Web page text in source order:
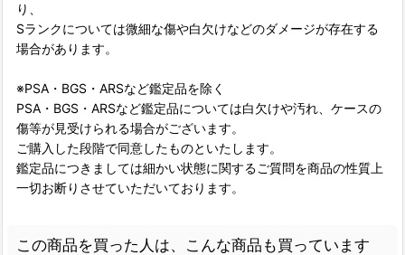
り、
Sランクについては微細な傷や白欠けなどのダメージが存在する
場合があります。
※PSA・BGS・ARSなど鑑定品を除く
PSA・BGS・ARSなど鑑定品については白欠けや汚れ、ケースの
傷等が見受けられる場合がございます。
ご購入した段階で同意したものといたします。
鑑定品につきましては細かい状態に関するご質問を商品の性質上
一切お断りさせていただいております。
この商品を買った人は、こんな商品も買っています